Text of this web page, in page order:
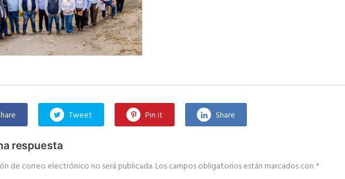
Tweet Pin it Share
respuesta
de correo electrónico no será publicada.Los campos obligatorios están marcados con *